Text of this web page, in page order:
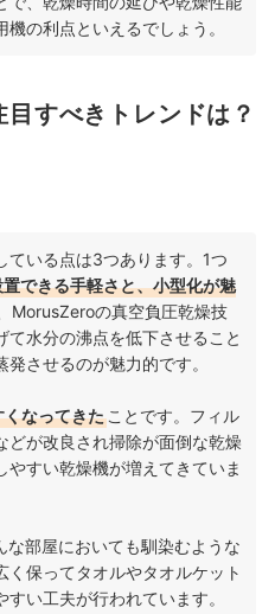
の利点といえるでしょう。
すべきトレンドは？
ている点は3つあります。1つ
できる手軽さと、小型化が魅
MorusZeroの真空負圧乾燥技
水分の沸点を低下させること
させるのが魅力的です。
なってきた ことです。フィル
どが改良され掃除が面倒な乾燥
すい乾燥機が増えてきていま
な部屋においても馴染むような
保ってタオルやタオルケット
い工夫が行われています。